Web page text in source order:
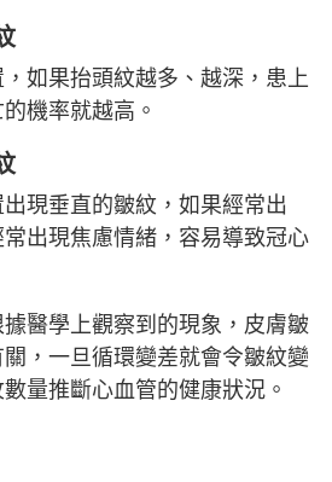
如果抬頭紋越多、越深，患上
機率就越高。
現垂直的皺紋，如果經常出
出現焦慮情緒，容易導致冠心
醫學上觀察到的現象，皮膚皺
，一旦循環變差就會令皺紋變
量推斷心血管的健康狀況。